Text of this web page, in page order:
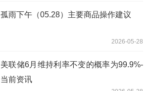
孤雨下午（05.28）主要商品操作建议
2026-05-28
美联储6月维持利率不变的概率为99.9%-
当前资讯